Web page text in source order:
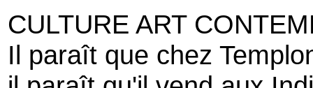
CULTURE ART
Il paraît que chez